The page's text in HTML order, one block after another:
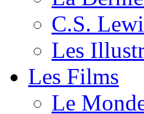
C.S.
Les
Les Films
Le